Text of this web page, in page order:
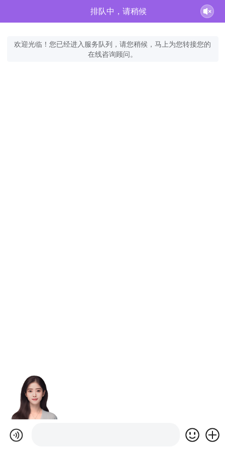
排队中，请稍候
欢迎光临！您已经进入服务队列，请您稍候，马上为您转接您的
在线咨询顾问。